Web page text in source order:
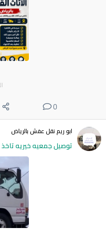
0
ابو ريم نقل عفش بالرياض
توصيل جمعيه خيريه تاخذ